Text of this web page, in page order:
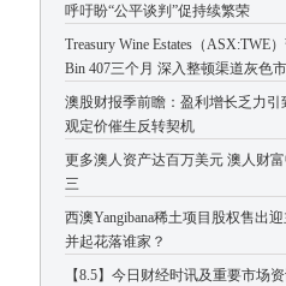
呼吁盼“公平谈判”促持续繁荣
Treasury Wine Estates（ASX:TWE
Bin 407三个月 深入整顿渠道灰色
澳股财报季前瞻：盈利增长乏力
观定价催生反转契机
更多澳人资产达百万美元 澳人财
三
西澳Yangibana稀土项目股权售出
并起花落谁家？
【8.5】今日财经时讯及重要市场